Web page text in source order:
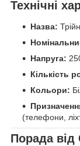
Технічні
Назва:
Напруга:
Кількість
Кольори:
(телефони,
Порада від